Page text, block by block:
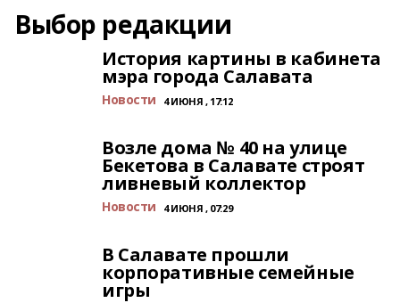
Выбор редакции
История картины в кабинета
мэра города Салавата
Новости 4 ИЮНЯ , 17:12
Возле дома № 40 на улице
Бекетова в Салавате строят
ливневый коллектор
Новости 4 ИЮНЯ , 07:29
В Салавате прошли
корпоративные семейные
игры